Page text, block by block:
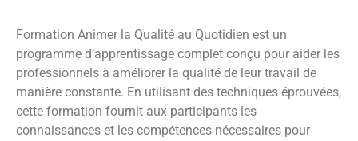
Formation Animer la Qualité au Quotidien est un
programme d’apprentissage complet conçu pour aider les
professionnels à améliorer la qualité de leur travail de
manière constante. En utilisant des techniques éprouvées,
cette formation fournit aux participants les
connaissances et les compétences nécessaires pour